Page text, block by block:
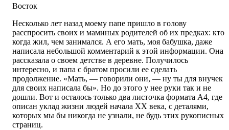
Восток
Несколько лет назад моему папе пришло в голову
расспросить своих и маминых родителей об их предках: кто
когда жил, чем занимался. А его мать, моя бабушка, даже
написала небольшой комментарий к этой информации. Она
рассказала о своем детстве в деревне. Получилось
интересно, и папа с братом просили ее сделать
продолжение. «Мать, — говорили они, — ну ты для внучек
для своих написала бы». Но до этого у нее руки так и не
дошли. Вот и осталось только два листочка формата А4, где
описан уклад жизни людей начала XX века, с деталями,
которых мы бы никогда не узнали, не будь этих рукописных
страниц.